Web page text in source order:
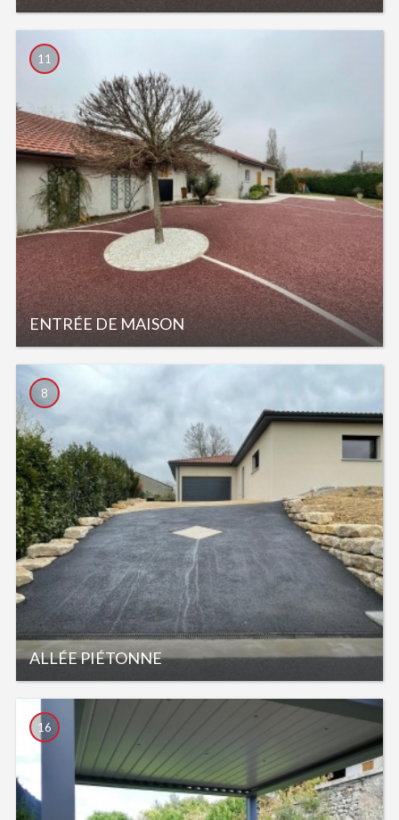
ENTRÉE DE MAISON
11
ALLÉE PIÉTONNE
8
16